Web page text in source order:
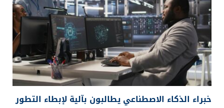
خبراء الذكاء الاصطناعي يطالبون بآلية لإبطاء التطور